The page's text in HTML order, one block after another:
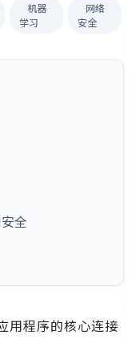
机器
学习
网络
安全
全
用程序的核心连接